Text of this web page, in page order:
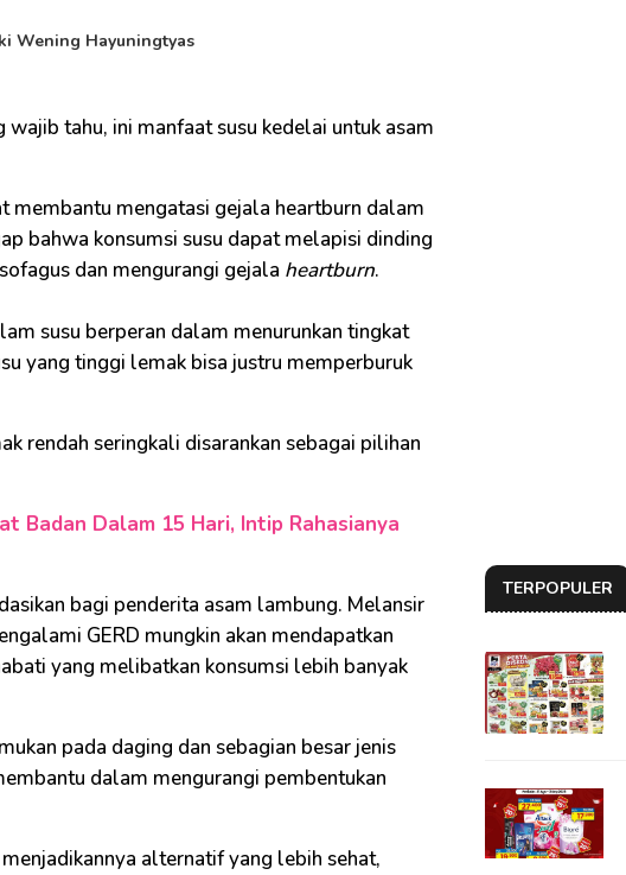
Wening Hayuningtyas
tahu, ini manfaat susu kedelai untuk asam
membantu mengatasi gejala heartburn dalam
bahwa konsumsi susu dapat melapisi dinding
dan mengurangi gejala heartburn.
susu berperan dalam menurunkan tingkat
yang tinggi lemak bisa justru memperburuk
rendah seringkali disarankan sebagai pilihan
Badan Dalam 15 Hari, Intip Rahasianya
bagi penderita asam lambung. Melansir
GERD mungkin akan mendapatkan
yang melibatkan konsumsi lebih banyak
pada daging dan sebagian besar jenis
dalam mengurangi pembentukan
alternatif yang lebih sehat,
TERPOPULER